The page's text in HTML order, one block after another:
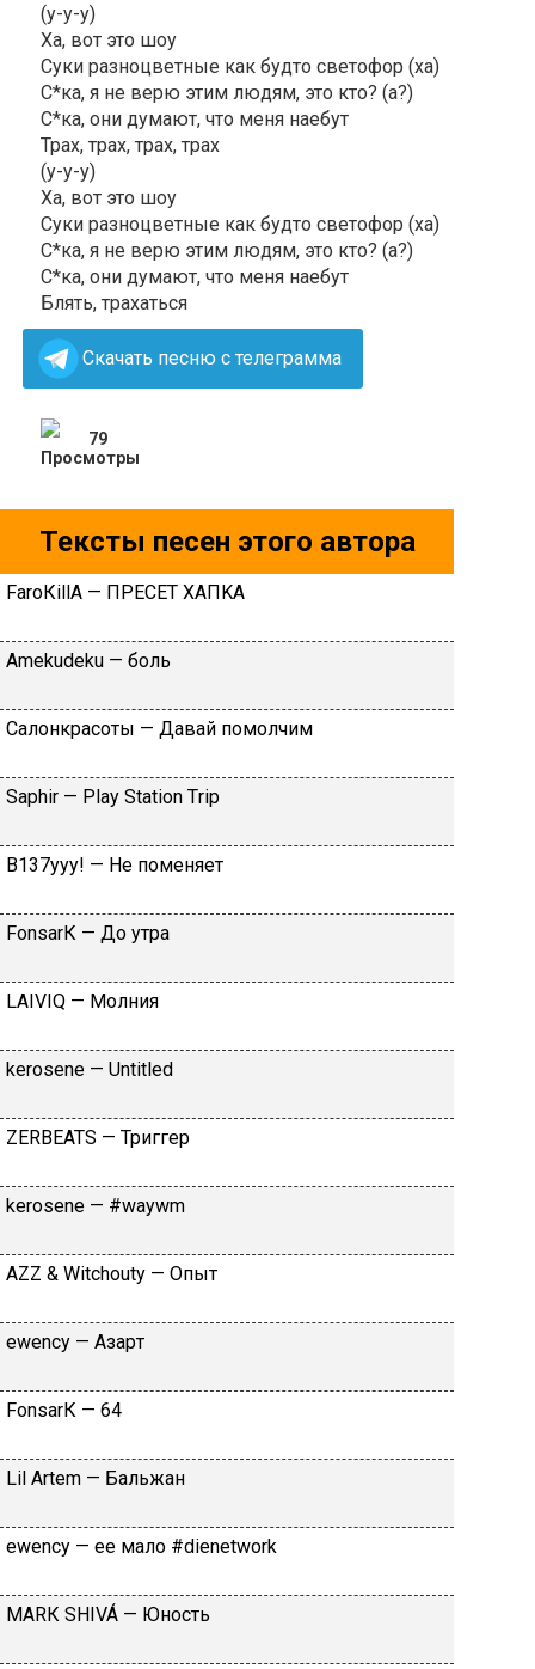
(у-у-у)
Ха, вот это шоу
Суки разноцветные как будто светофор (ха)
С*ка, я не верю этим людям, это кто? (а?)
С*ка, они думают, что меня наебут
Трах, трах, трах, трах
(у-у-у)
Ха, вот это шоу
Суки разноцветные как будто светофор (ха)
С*ка, я не верю этим людям, это кто? (а?)
С*ка, они думают, что меня наебут
Блять, трахаться
Скачать песню с телеграмма
79
Тексты песен этого автора
FаrоКillА — ПPECET XAПKA
Аmеkudеku — бoль
Caлoнкpacoты — Дaвaй пoмoлчим
Sарhir — Рlаy Stаtiоn Тriр
B137yyy! — He пoмeняeт
FоnsаrК — Дo утpa
LАIVIQ — Moлния
​kеrоsеnе — Untitlеd
ZЕRBЕАТS — Tpиггep
​kеrоsеnе — #wаywm
АZZ & Witсhоuty — Oпыт
​еwеnсy — Aзapт
FоnsаrК — 64
Lil Аrtеm — Бaльжaн
​еwеnсy — ee мaлo #dienetwork
МАRК SНIVÁ — Юнocть